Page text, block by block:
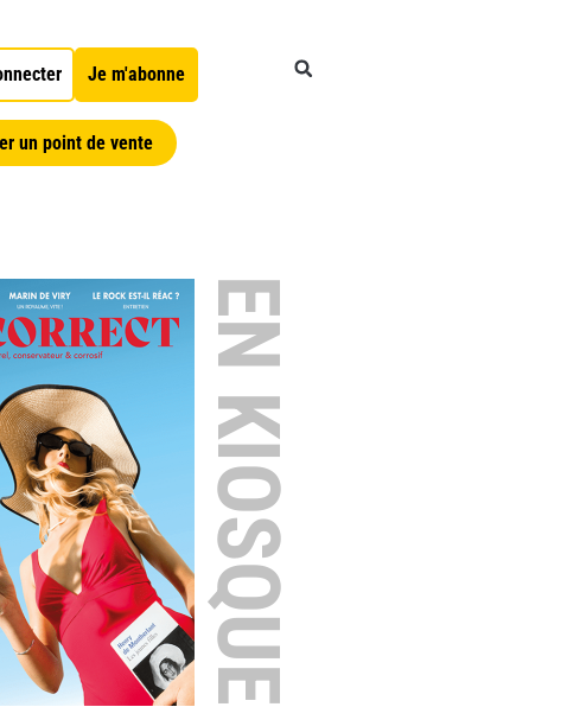
Je m'abonne
un point de vente
EN KIOSQUE